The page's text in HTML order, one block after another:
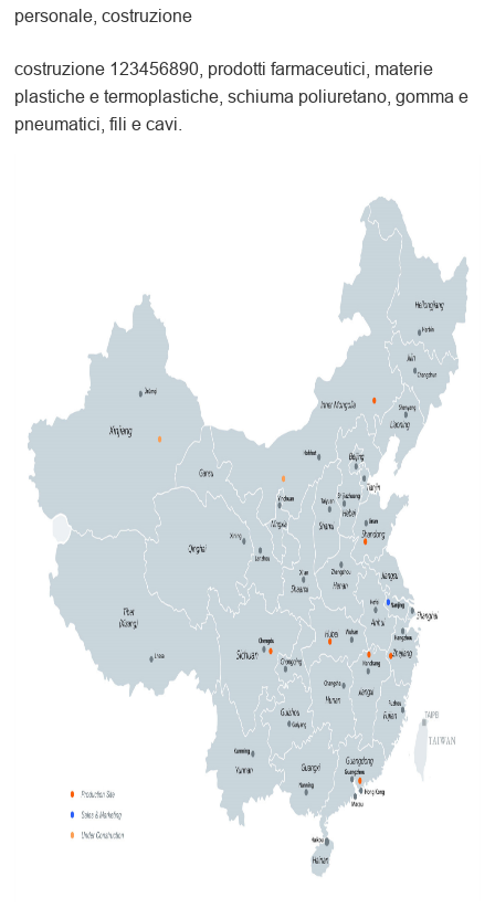
personale, costruzione
costruzione 123456890, prodotti farmaceutici, materie
plastiche e termoplastiche, schiuma poliuretano, gomma e
pneumatici, fili e cavi.